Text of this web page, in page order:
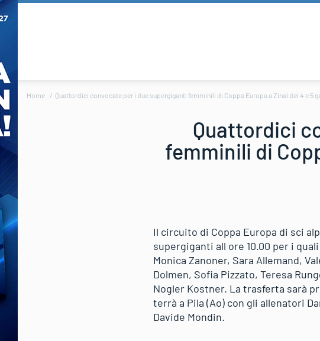
Home Quattordici convocate per i due supergiganti femminili di Coppa Europa a Zinal del 4 e 5
Quattordici
femminili di
Il circuito di Coppa Europa di sci
supergiganti all ore 10.00 per i
Monica Zanoner, Sara Allemand,
Dolmen, Sofia Pizzato, Teresa
Nogler Kostner. La trasferta sarà
terrà a Pila (Ao) con gli allenatori
Davide Mondin.